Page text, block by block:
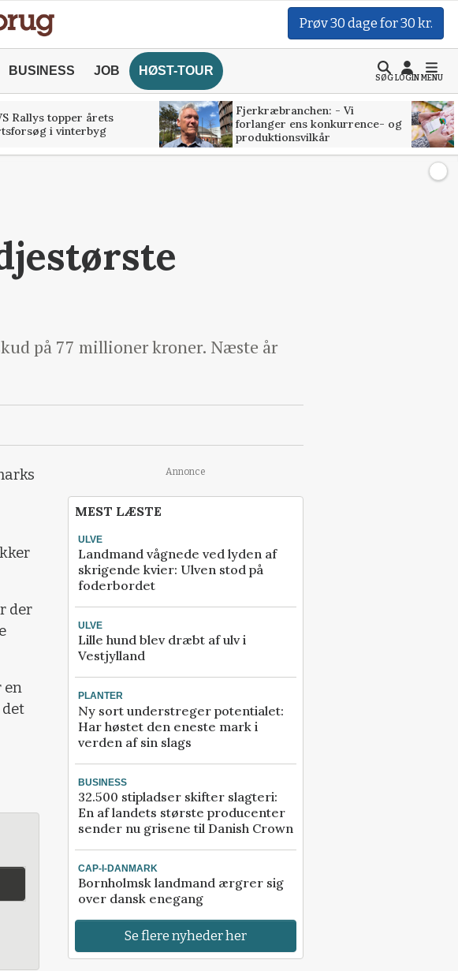
Prøv 30 dage for 30 kr.
BUSINESS JOB HØST-TOUR
SØGLOGINMENU
Rallys topper årets
i vinterbyg
Fjerkræbranchen: - Vi
forlanger ens konkurrence- og
produktionsvilkår
på 77 millioner kroner. Næste år
der
en
Annonce
MEST LÆSTE
ULVE
Landmand vågnede ved lyden af
skrigende kvier: Ulven stod på
foderbordet
ULVE
Lille hund blev dræbt af ulv i
Vestjylland
PLANTER
Ny sort understreger potentialet:
Har høstet den eneste mark i
verden af sin slags
BUSINESS
32.500 stipladser skifter slagteri:
En af landets største producenter
sender nu grisene til Danish Crown
CAP-I-DANMARK
Bornholmsk landmand ærgrer sig
over dansk enegang
Se flere nyheder her